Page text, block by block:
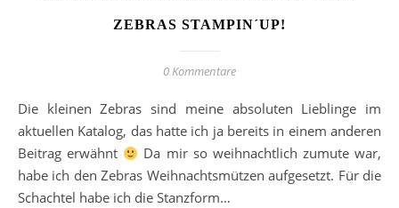
ZEBRAS STAMPIN´UP!
0 Kommentare
Die kleinen Zebras sind meine absoluten Lieblinge im
aktuellen Katalog, das hatte ich ja bereits in einem anderen
Beitrag erwähnt
Da mir so weihnachtlich zumute war,
habe ich den Zebras Weihnachtsmützen aufgesetzt. Für die
Schachtel habe ich die Stanzform…